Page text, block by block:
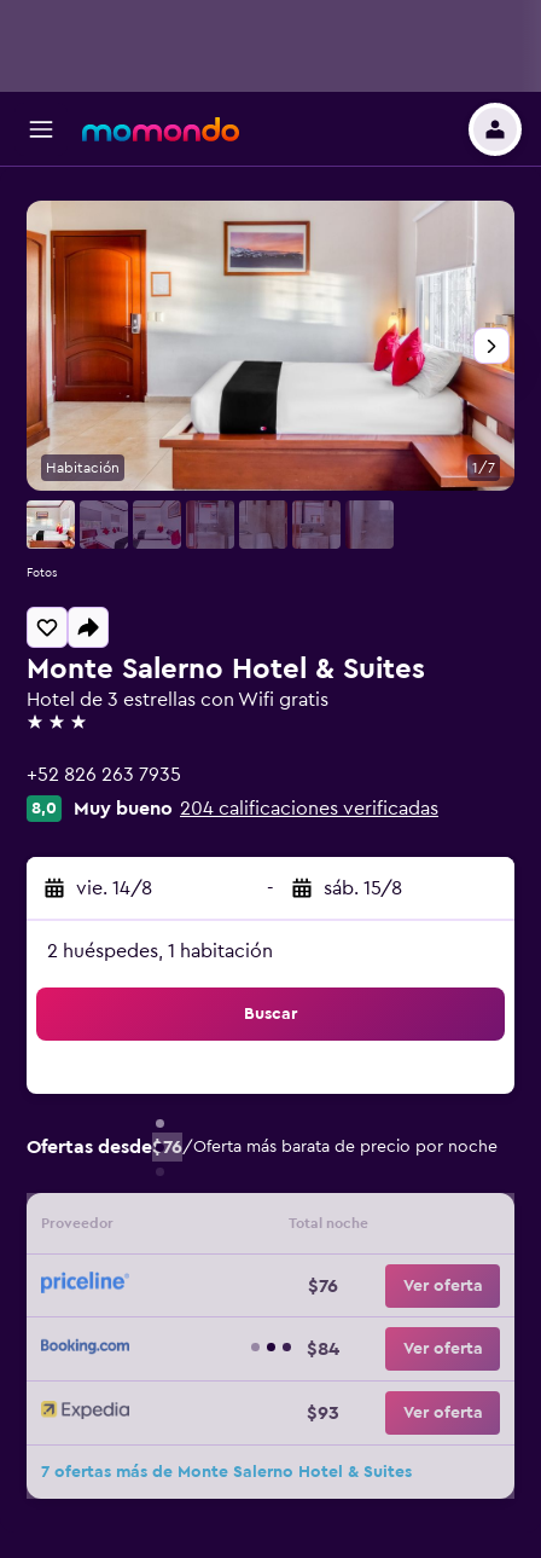
Monte Salerno Hotel & Suites
Hotel de 3 estrellas con Wifi gratis
3 estrellas
+52 826 263 7935
8,0 Muy bueno 204 calificaciones verificadas
vie. 14/8 - sáb. 15/8
2 huéspedes, 1 habitación
Buscar
Ofertas desde$76/Oferta más barata de precio por noche
Proveedor Total noche
$76 Ver oferta
$84 Ver oferta
$93 Ver oferta
7 ofertas más de Monte Salerno Hotel & Suites
Habitación 1/7
Fotos